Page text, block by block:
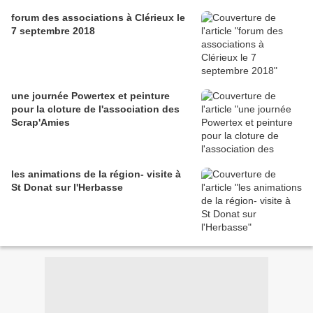
forum des associations à Clérieux le
7 septembre 2018
une journée Powertex et peinture
pour la cloture de l'association des
Scrap'Amies
les animations de la région- visite à
St Donat sur l'Herbasse